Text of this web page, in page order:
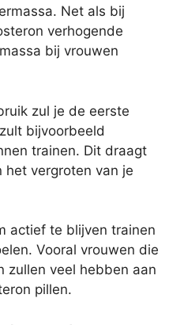
Net als bij
verhogende
bij vrouwen
zul je de eerste
bijvoorbeeld
trainen. Dit draagt
het vergroten van je
actief te blijven trainen
Vooral vrouwen die
zullen veel hebben aan
pillen.